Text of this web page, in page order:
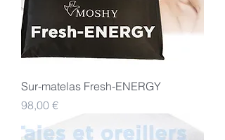
Sur-matelas Fresh-ENERGY
Preis
98,00 €